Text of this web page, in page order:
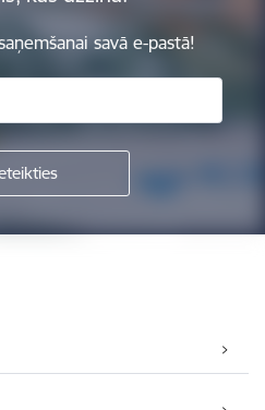
savā e-pastā!